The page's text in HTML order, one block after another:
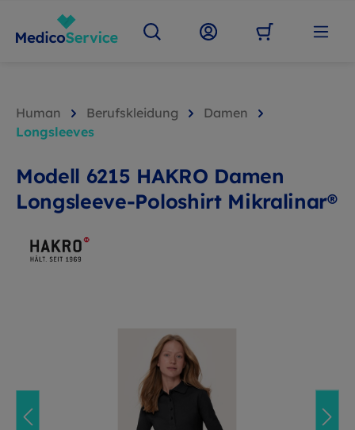
Human Berufskleidung
Damen
Longsleeves
Modell 6215 HAKRO Damen
Longsleeve-Poloshirt Mikralinar®